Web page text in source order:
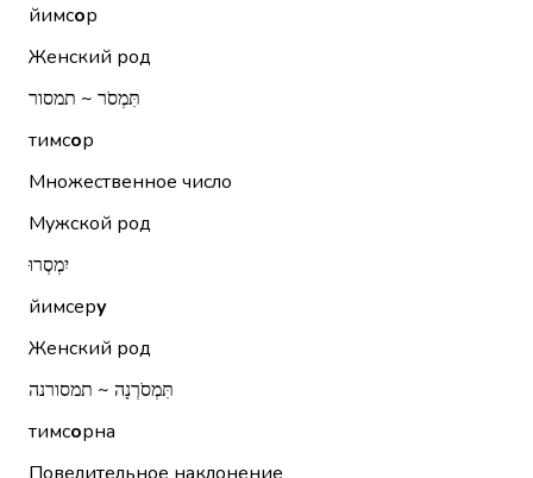
йимсор
Женский род
תִּמְסֹר ~ תמסור
тимсор
Множественное число
Мужской род
יִמְסְרוּ
йимсеру
Женский род
תִּמְסֹרְנָה ~ תמסורנה
тимсорна